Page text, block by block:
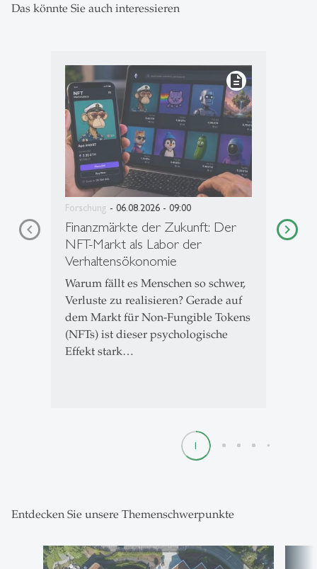
Das könnte Sie auch interessieren
description
Forschung - 06.08.2026 - 09:00
Finanzmärkte der Zukunft: Der
NFT-Markt als Labor der
Verhaltensökonomie
Warum fällt es Menschen so schwer,
Verluste zu realisieren? Gerade auf
dem Markt für Non-Fungible Tokens
(NFTs) ist dieser psychologische
Effekt stark…
1 2 3 4 5
Entdecken Sie unsere Themenschwerpunkte